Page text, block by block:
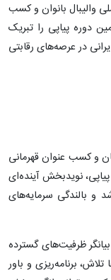
والیبال بانوان و کسب
دوره پیاپی را تبریک
در عرصه‌های رقابتی
و کسب عنوان قهرمانی
نویدبخش آینده‌ای
و بالندگی سرمایه‌های
ظرفیت‌های گسترده
برنامه‌ریزی و باور